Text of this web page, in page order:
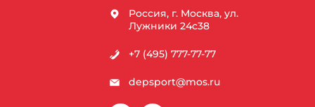
Россия, г. Москва, ул.
Лужники 24с38
+7 (495) 777-77-77
depsport@mos.ru